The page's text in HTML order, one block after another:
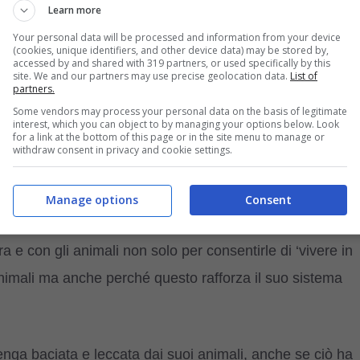
branco, per il gatto esso rappresenta un gesto di
e indipendente della sua natura.
il sistema immunitario dei
ha bisogno di presentazioni: la star che interpreta il
ha rilasciato delle dichiarazioni che hanno fatto
residenza di campagna, dove spesso vive con la
e con gli animali non solo per consentirle di ‘vivere in
ma anche perché questo rafforza il suo sistema
baciata e leccata dai suoi animali, anche se ciò ha
Learn more
Your personal data will be processed and information from your device
(cookies, unique identifiers, and other device data) may be stored by,
accessed by and shared with 319 partners, or used specifically by this
site. We and our partners may use precise geolocation data. List of
partners.
Some vendors may process your personal data on the basis of legitimate
interest, which you can object to by managing your options below. Look
for a link at the bottom of this page or in the site menu to manage or
withdraw consent in privacy and cookie settings.
Consent
Manage options